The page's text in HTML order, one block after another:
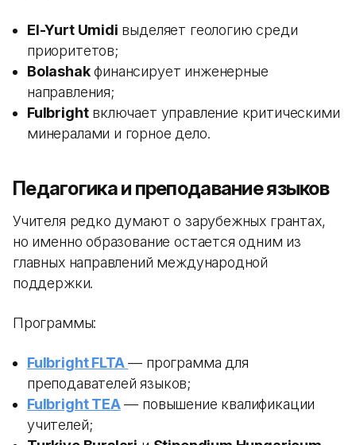
El-Yurt Umidi выделяет геологию среди
приоритетов;
Bolashakфинансирует инженерные
направления;
Fulbrightвключает управление критическими
минералами и горное дело.
Педагогика и преподавание языков
Учителя редко думают о зарубежных грантах,
но именно образование остается одним из
главных направлений международной
поддержки.
Программы:
Fulbright FLTA — программа для
преподавателей языков;
Fulbright TEA— повышение квалификации
учителей;